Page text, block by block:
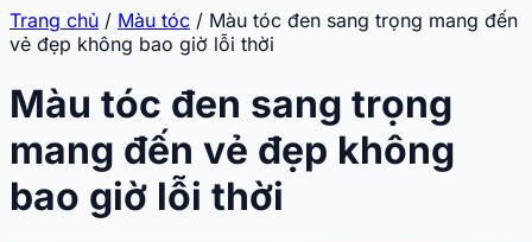
Trang chủ / Màu tóc / Màu tóc đen sang trọng mang đến
vẻ đẹp không bao giờ lỗi thời
Màu tóc đen sang trọng
mang đến vẻ đẹp không
bao giờ lỗi thời